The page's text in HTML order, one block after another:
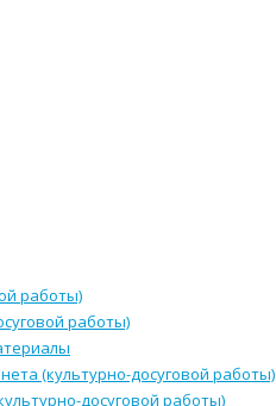
работы)
работы)
(культурно-досуговой работы)
досуговой работы)